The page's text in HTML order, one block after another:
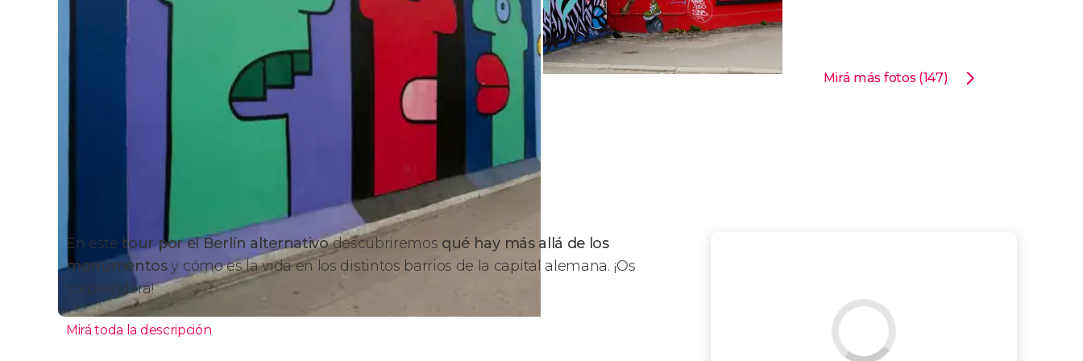
Mirá más fotos (147)
En estetour por el Berlín alternativodescubriremos qué hay más allá de los
monumentosy cómo es la vida en los distintos barrios de la capital alemana. ¡Os
sorprenderá!
Mirá toda la descripción